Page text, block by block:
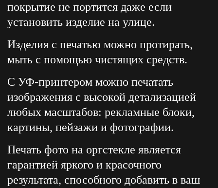
покрытие не портится даже если
установить изделие на улице.
Изделия с печатью можно протирать,
мыть с помощью чистящих средств.
С УФ-принтером можно печатать
изображения с высокой детализацией
любых масштабов: рекламные блоки,
картины, пейзажи и фотографии.
Печать фото на оргстекле является
гарантией яркого и красочного
результата, способного добавить в ваш